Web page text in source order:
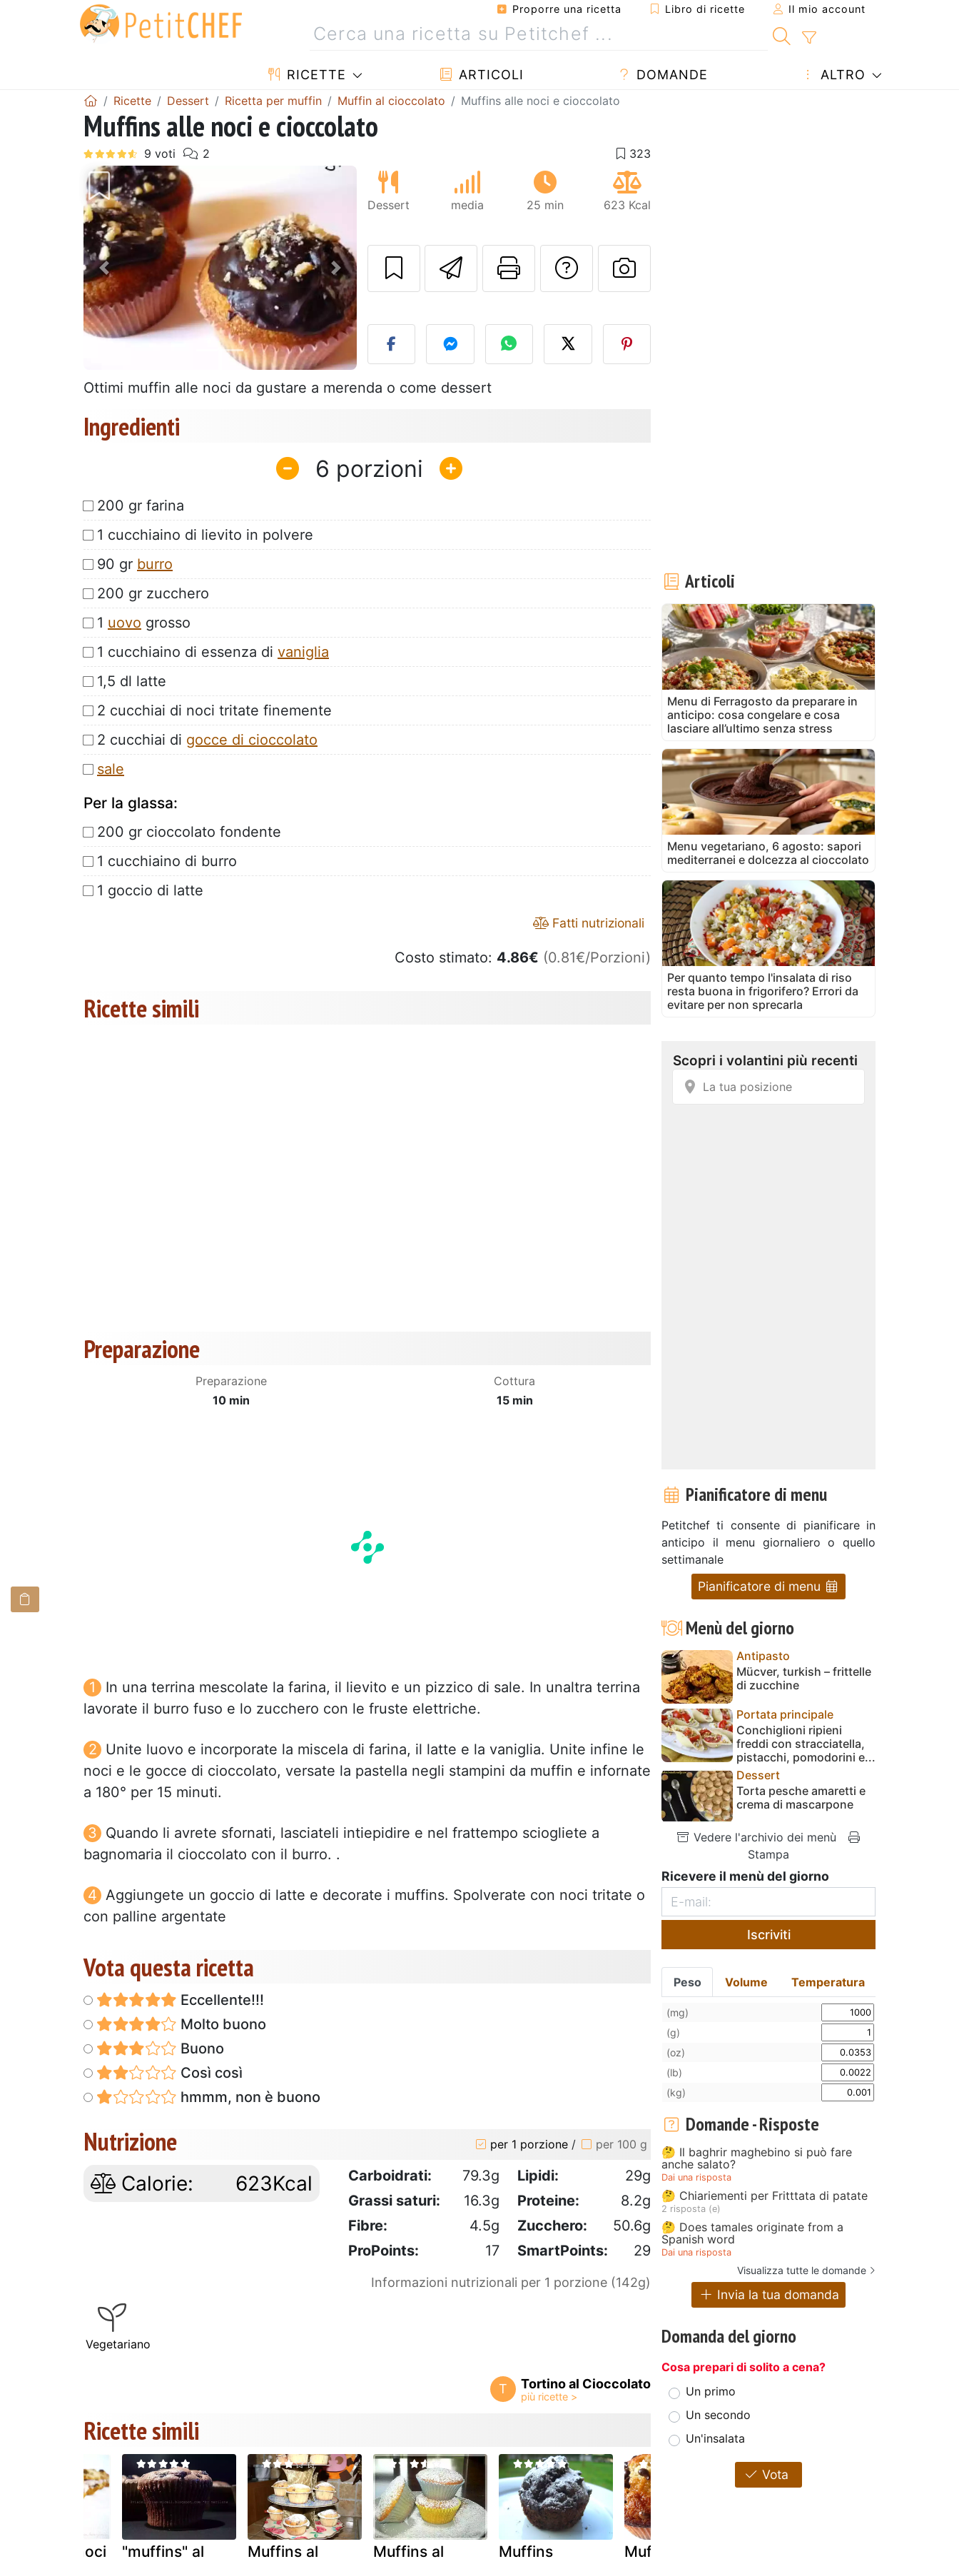
Proporre una ricetta Libro di ricette Il mio account
RICETTE ARTICOLI DOMANDE ALTRO
Ricette Dessert Ricetta per muffin Muffin al cioccolato Muffins alle noci e cioccolato
Muffins alle noci e cioccolato
Precedente Prossimo
Dessert media 25 min 623 Kcal
Invia questa ricetta ad un amico
Stampa la ricetta
Contatta l'autore della Ricetta
Pubblica la foto di questa
Ottimi muffin alle noci da gustare a merenda o come dessert
Ingredienti
6
200 gr farina
1 cucchiaino di lievito in polvere
90 gr burro
200 gr zucchero
1 uovo grosso
1 cucchiaino di essenza di vaniglia
1,5 dl latte
2 cucchiai di noci tritate finemente
2 cucchiai di gocce di cioccolato
sale
Per la glassa:
200 gr cioccolato fondente
1 cucchiaino di burro
1 goccio di latte
Fatti nutrizionali
Costo stimato: 4.86€ (0.81€/Porzioni)
Ricette simili
Preparazione
Preparazione
10 min
Cottura
15 min
In una terrina mescolate la farina, il lievito e un pizzico di sale. In unaltra terrina
lavorate il burro fuso e lo zucchero con le fruste elettriche.
Unite luovo e incorporate la miscela di farina, il latte e la vaniglia. Unite infine le
noci e le gocce di cioccolato, versate la pastella negli stampini da muffin e infornate
a 180° per 15 minuti.
Quando li avrete sfornati, lasciateli intiepidire e nel frattempo sciogliete a
bagnomaria il cioccolato con il burro. .
Aggiungete un goccio di latte e decorate i muffins. Spolverate con noci tritate o
con palline argentate
Vota questa ricetta
Eccellente!!!
Molto buono
Buono
Così così
hmmm, non è buono
Nutrizione per 1 porzione / per 100 g
Calorie: 623Kcal Carboidrati: 79.3g Lipidi:
29g
Grassi saturi:
16.3g Proteine:
8.2g
Fibre:
4.5g Zucchero:
50.6g
ProPoints:
17 SmartPoints: 29
Informazioni nutrizionali per 1 porzione (142g)
Vegetariano
T Tortino al Cioccolato
Ricette simili
alle noci "muffins" al Muffins al Muffins al Muffins Muffins alle
Articoli
Menu di Ferragosto da preparare in
anticipo: cosa congelare e cosa
lasciare all’ultimo senza stress
Menu vegetariano, 6 agosto: sapori
mediterranei e dolcezza al cioccolato
Per quanto tempo l'insalata di riso
resta buona in frigorifero? Errori da
evitare per non sprecarla
Pianificatore di menu
Petitchef ti consente di pianificare in
anticipo il menu giornaliero o quello
settimanale
Pianificatore di menu
Menù del giorno
Antipasto
Mücver, turkish – frittelle
di zucchine
Portata principale
Conchiglioni ripieni
freddi con stracciatella,
pistacchi, pomodorini e...
Dessert
Torta pesche amaretti e
crema di mascarpone
Vedere l'archivio dei menù
Stampa
Ricevere il menù del giorno
Iscriviti
Peso Volume Temperatura
(mg)
(g)
(oz)
(lb)
(kg)
Domande - Risposte
🤔 Il baghrir maghebino si può fare
anche salato?
Dai una risposta
🤔 Chiariementi per Fritttata di patate
2 risposta (e)
🤔 Does tamales originate from a
Spanish word
Dai una risposta
Visualizza tutte le domande
Invia la tua domanda
Domanda del giorno
Cosa prepari di solito a cena?
Un primo
Un secondo
Un'insalata
Vota